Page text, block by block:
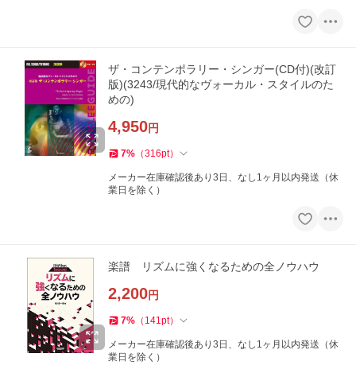
ザ・コンテンポラリー・シンガー(CD付)(改訂
版)(3243/現代的なヴォーカル・スタイルのた
めの)
4,950円
7% （316pt）
メーカー在庫確認後あり3日、なし1ヶ月以内発送（休
業日を除く）
楽譜 リズムに強くなるための全ノウハウ
2,200円
7% （ 141pt）
メーカー在庫確認後あり3日、なし1ヶ月以内発送（休
業日を除く）